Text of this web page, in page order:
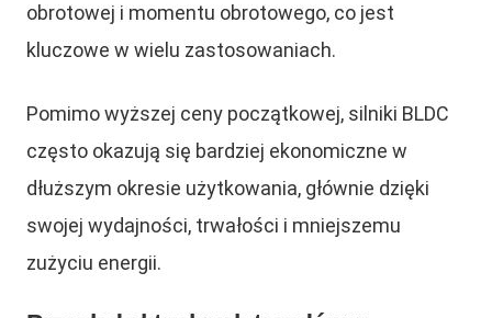
obrotowej i momentu obrotowego, co jest
kluczowe w wielu zastosowaniach.
Pomimo wyższej ceny początkowej, silniki BLDC
często okazują się bardziej ekonomiczne w
dłuższym okresie użytkowania, głównie dzięki
swojej wydajności, trwałości i mniejszemu
zużyciu energii.